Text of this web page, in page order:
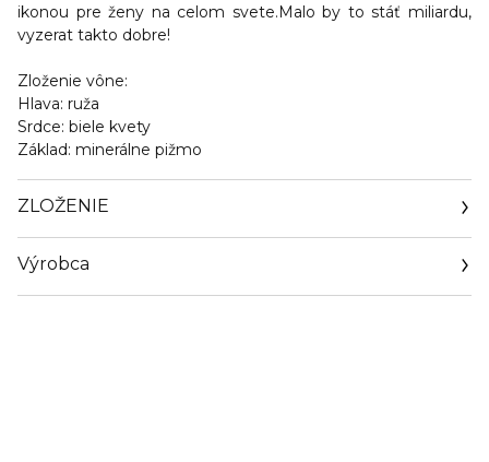
ikonou pre ženy na celom svete.Malo by to stáť miliardu,
vyzerat takto dobre!
Zloženie vône:
Hlava: ruža
Srdce: biele kvety
Základ: minerálne pižmo
ZLOŽENIE
Výrobca